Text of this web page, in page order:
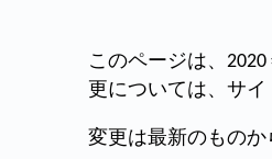
このページは、
更については、サイ
変更は最新のものか